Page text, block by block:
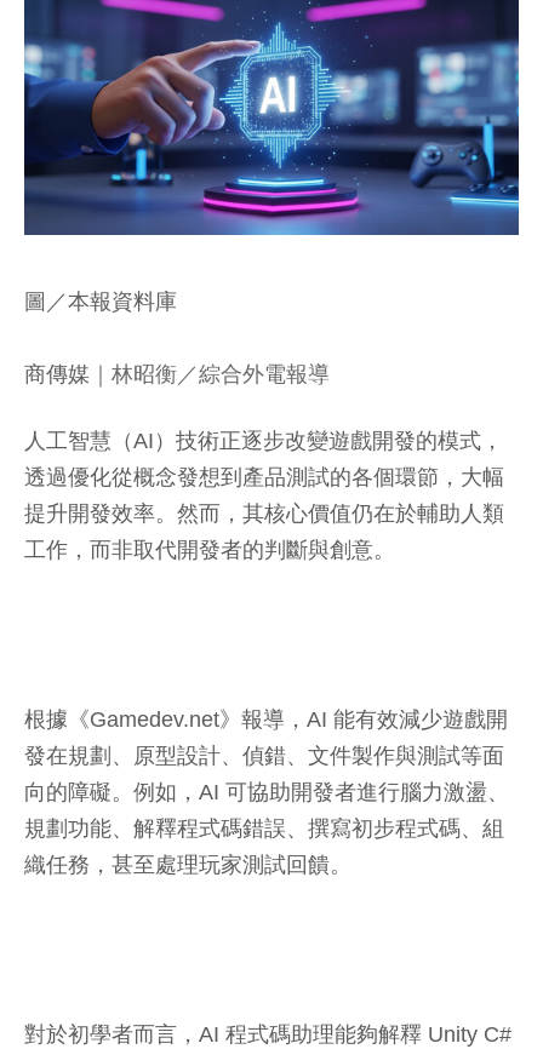
圖／本報資料庫
商傳媒 ｜林昭衡／綜合外電報導
人工智慧（AI）技術正逐步改變遊戲開發的模式，
透過優化從概念發想到產品測試的各個環節，大幅
提升開發效率。然而，其核心價值仍在於輔助人類
工作，而非取代開發者的判斷與創意。
根據《Gamedev.net》報導，AI 能有效減少遊戲開
發在規劃、原型設計、偵錯、文件製作與測試等面
向的障礙。例如，AI 可協助開發者進行腦力激盪、
規劃功能、解釋程式碼錯誤、撰寫初步程式碼、組
織任務，甚至處理玩家測試回饋。
對於初學者而言，AI 程式碼助理能夠解釋 Unity C#